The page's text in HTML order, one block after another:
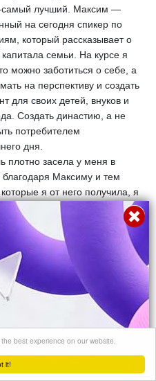
it!
best experience on our website.
самый лучший. Максим —
на сегодня спикер по
который рассказывает о
семьи. На курсе я
можно заботиться о себе, а
на перспективу и создать
для своих детей, внуков и
Создать династию, а не
потребителем
дня.
плотно засела у меня в
благодаря Максиму и тем
я от него получила, я
эту идею
08 августа, 2018 г. в 19:49
к МАксиму. ОЧень
философия и его ценности.
спекулятивном воздухе
словно настоящий кислород:
вдохновляют и расширяют
Перейти